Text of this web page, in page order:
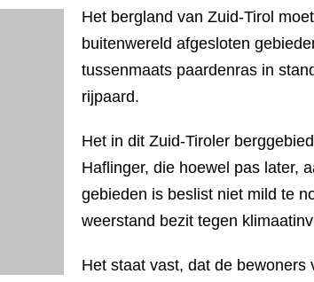
Het bergland van Zuid-Tirol
buitenwereld afgesloten
tussenmaats paardenras in
rijpaard.
Het in dit Zuid-Tiroler
Haflinger, die hoewel pas later,
gebieden is beslist niet mild te
weerstand bezit tegen
Het staat vast, dat de